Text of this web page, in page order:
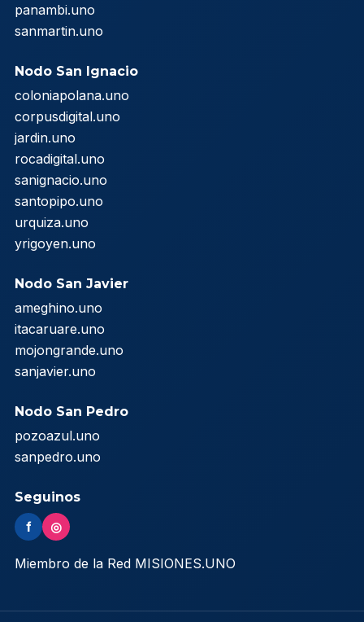
panambi.uno
sanmartin.uno
Nodo San Ignacio
coloniapolana.uno
corpusdigital.uno
jardin.uno
rocadigital.uno
sanignacio.uno
santopipo.uno
urquiza.uno
yrigoyen.uno
Nodo San Javier
ameghino.uno
itacaruare.uno
mojongrande.uno
sanjavier.uno
Nodo San Pedro
pozoazul.uno
sanpedro.uno
Seguinos
f ◎
Miembro de la Red MISIONES.UNO